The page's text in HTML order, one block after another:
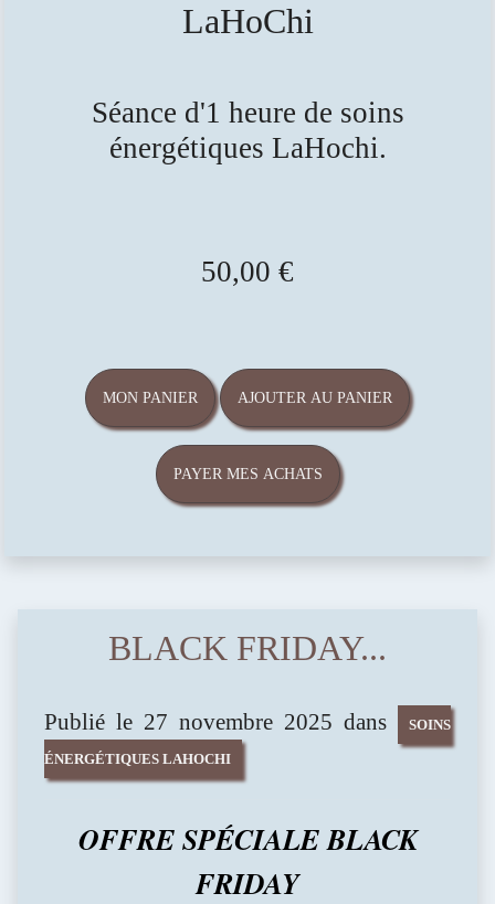
LaHoChi
Séance d'1 heure de soins
énergétiques LaHochi.
50,00 €
MON PANIER AJOUTER AU PANIER
PAYER MES ACHATS
BLACK FRIDAY...
Publié le 27 novembre 2025 dans SOINS
ÉNERGÉTIQUES LAHOCHI
OFFRE SPÉCIALE BLACK
FRIDAY